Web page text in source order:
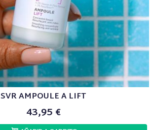
SVR AMPOULE A LIFT
43,95 €